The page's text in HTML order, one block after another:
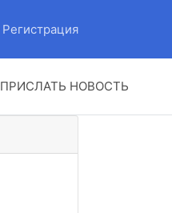
Регистрация
ПРИСЛАТЬ НОВОСТЬ